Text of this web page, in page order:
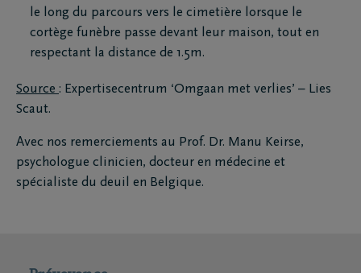
le long du parcours vers le cimetière lorsque le
cortège funèbre passe devant leur maison, tout en
respectant la distance de 1.5m.
Source : Expertisecentrum ‘Omgaan met verlies’ – Lies
Scaut.
Avec nos remerciements au Prof. Dr. Manu Keirse,
psychologue clinicien, docteur en médecine et
spécialiste du deuil en Belgique.